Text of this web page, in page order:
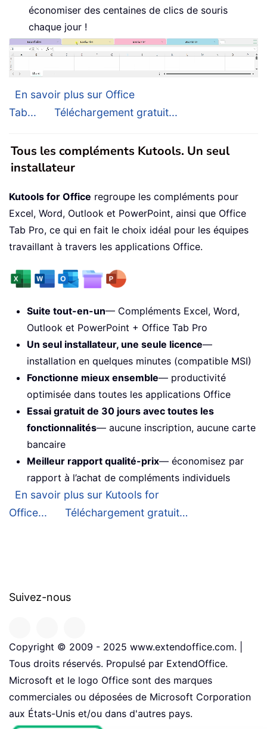
économiser des centaines de clics de souris
chaque jour !
En savoir plus sur Office
Tab...
Téléchargement gratuit...
Tous les compléments Kutools. Un seul
installateur
Kutools for Office regroupe les compléments pour
Excel, Word, Outlook et PowerPoint, ainsi que Office
Tab Pro, ce qui en fait le choix idéal pour les équipes
travaillant à travers les applications Office.
Suite tout-en-un— Compléments Excel, Word,
Outlook et PowerPoint + Office Tab Pro
Un seul installateur, une seule licence—
installation en quelques minutes (compatible MSI)
Fonctionne mieux ensemble— productivité
optimisée dans toutes les applications Office
Essai gratuit de 30 jours avec toutes les
fonctionnalités— aucune inscription, aucune carte
bancaire
Meilleur rapport qualité-prix— économisez par
rapport à l’achat de compléments individuels
En savoir plus sur Kutools for
Office...
Téléchargement gratuit…
Suivez-nous
Copyright © 2009 - 2025 www.extendoffice.com. |
Tous droits réservés. Propulsé par ExtendOffice.
Microsoft et le logo Office sont des marques
commerciales ou déposées de Microsoft Corporation
aux États-Unis et/ou dans d'autres pays.